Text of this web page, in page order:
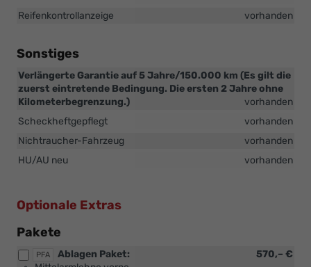
Reifenkontrollanzeige
vorhanden
Sonstiges
Verlängerte Garantie auf 5 Jahre/150.000 km (Es gilt die
zuerst eintretende Bedingung. Die ersten 2 Jahre ohne
Kilometerbegrenzung.)
vorhanden
Scheckheftgepflegt
vorhanden
Nichtraucher-Fahrzeug
vorhanden
HU/AU neu
vorhanden
Optionale Extras
Pakete
PFA 570,– €
Ablagen Paket: